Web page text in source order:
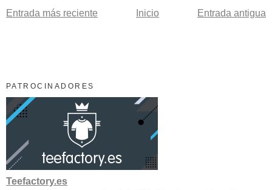
Entrada más reciente Entrada antigua
Inicio
PATROCINADORES
Teefactory.es